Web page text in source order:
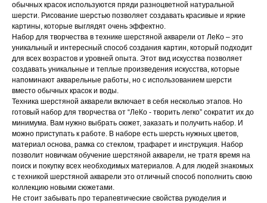
обычных красок используются пряди разноцветной натуральной
шерсти. Рисование шерстью позволяет создавать красивые и яркие
картины, которые выглядят очень эффектно.
Набор для творчества в технике шерстяной акварели от ЛеКо – это
уникальный и интересный способ создания картин, который подходит
для всех возрастов и уровней опыта. Этот вид искусства позволяет
создавать уникальные и теплые произведения искусства, которые
напоминают акварельные работы, но с использованием шерсти
вместо обычных красок и воды.
Техника шерстяной акварели включает в себя несколько этапов. Но
готовый набор для творчества от “ЛеКо - творить легко” сократит их до
минимума. Вам нужно выбрать сюжет, заказать и получить набор. И
можно приступать к работе. В наборе есть шерсть нужных цветов,
материал основа, рамка со стеклом, трафарет и инструкция. Набор
позволит новичкам обучение шерстяной акварели, не тратя время на
поиск и покупку всех необходимых материалов. А для людей знакомых
с техникой шерстяной акварели это отличный способ пополнить свою
коллекцию новыми сюжетами.
Не стоит забывать про терапевтические свойства рукоделия и